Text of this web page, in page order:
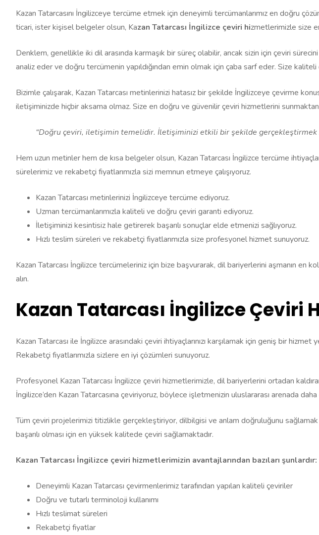
Kazan Tatarcasını İngilizceye tercüme etmek için deneyimli tercümanlarımız en doğru
ticari, ister kişisel belgeler olsun, Kazan Tatarcası İngilizce çeviri hizmetlerimizle size
Denklem, genellikle iki dil arasında karmaşık bir süreç olabilir, ancak sizin için çeviri
analiz eder ve doğru tercümenin yapıldığından emin olmak için çaba sarf eder. Size
Bizimle çalışarak, Kazan Tatarcası metinlerinizi hatasız bir şekilde İngilizceye çevirme
iletişiminizde hiçbir aksama olmaz. Size en doğru ve güvenilir çeviri hizmetlerini
“Doğru çeviri, iletişimin temelidir. İletişiminizi etkili bir şekilde gerçekleştirmek
Hem uzun metinler hem de kısa belgeler olsun, Kazan Tatarcası İngilizce tercüme
sürelerimiz ve rekabetçi fiyatlarımızla sizi memnun etmeye çalışıyoruz.
Kazan Tatarcası metinlerinizi İngilizceye tercüme ediyoruz.
Uzman tercümanlarımızla kaliteli ve doğru çeviri garanti ediyoruz.
İletişiminizi kesintisiz hale getirerek başarılı sonuçlar elde etmenizi sağlıyoruz.
Hızlı teslim süreleri ve rekabetçi fiyatlarımızla size profesyonel hizmet sunuyoruz.
Kazan Tatarcası İngilizce tercümeleriniz için bize başvurarak, dil bariyerlerini aşmanın en
alın.
Kazan Tatarcası İngilizce Çeviri
Kazan Tatarcası ile İngilizce arasındaki çeviri ihtiyaçlarınızı karşılamak için geniş bir
Rekabetçi fiyatlarımızla sizlere en iyi çözümleri sunuyoruz.
Profesyonel Kazan Tatarcası İngilizce çeviri hizmetlerimizle, dil bariyerlerini ortadan
İngilizce’den Kazan Tatarcasına çeviriyoruz, böylece işletmenizin uluslararası arenada
Tüm çeviri projelerimizi titizlikle gerçekleştiriyor, dilbilgisi ve anlam doğruluğunu
başarılı olması için en yüksek kalitede çeviri sağlamaktadır.
Kazan Tatarcası İngilizce çeviri hizmetlerimizin avantajlarından bazıları şunlardır:
Deneyimli Kazan Tatarcası çevirmenlerimiz tarafından yapılan kaliteli çeviriler
Doğru ve tutarlı terminoloji kullanımı
Hızlı teslimat süreleri
Rekabetçi fiyatlar